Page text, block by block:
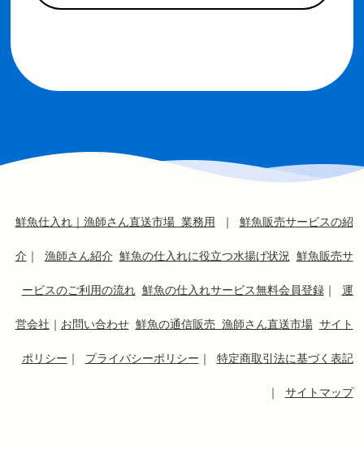
鮮魚仕入れ｜漁師さん直送市場 業務用 ｜ 鮮魚販売サービスの紹
介 ｜ 漁師さん紹介 鮮魚の仕入れに役立つ水揚げ状況 鮮魚販売サ
ービスのご利用の流れ 鮮魚の仕入れサービス無料会員登録｜ 運
営会社 ｜ お問い合わせ 鮮魚の通信販売 漁師さん直送市場 サイト
ポリシー ｜ プライバシーポリシー ｜ 特定商取引法に基づく表記
｜ サイトマップ